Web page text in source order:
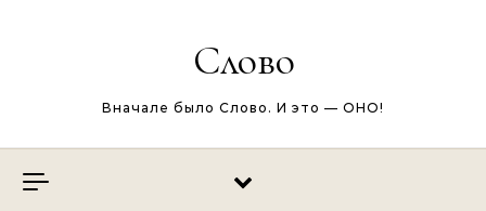
Слово
Вначале было Слово. И это — ОНО!